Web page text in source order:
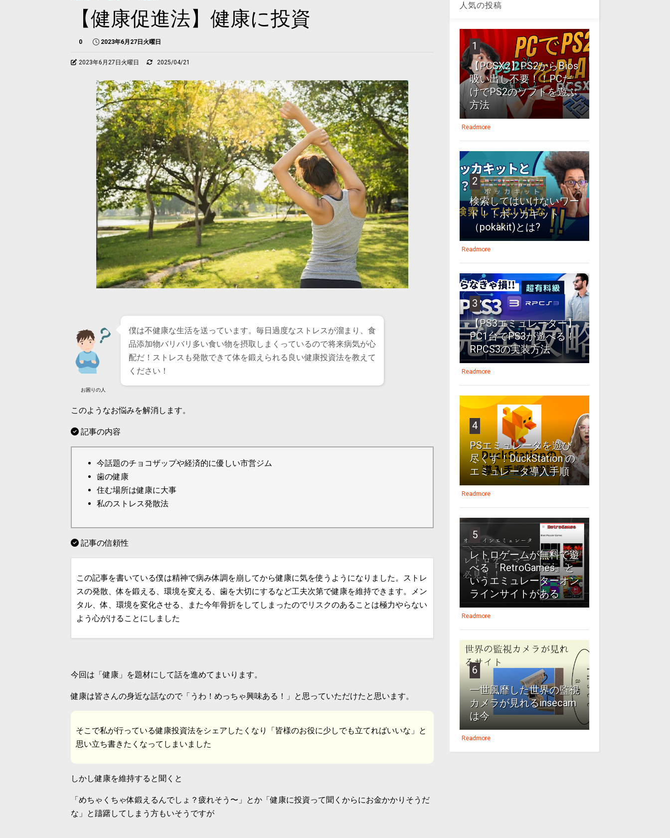
【健康促進法】健康に投資
0 2023年6月27日火曜日
2023年6月27日火曜日 2025/04/21
お困りの人
僕は不健康な生活を送っています。毎日過度なストレスが溜まり、食
品添加物バリバリ多い食い物を摂取しまくっているので将来病気が心
配だ！ストレスも発散できて体を鍛えられる良い健康投資法を教えて
ください！
このようなお悩みを解消します。
記事の内容
今話題のチョコザップや経済的に優しい市営ジム
歯の健康
住む場所は健康に大事
私のストレス発散法
記事の信頼性
この記事を書いている僕は精神で病み体調を崩してから健康に気を使うようになりました。ストレ
スの発散、体を鍛える、環境を変える、歯を大切にするなど工夫次第で健康を維持できます。メン
タル、体、環境を変化させる、また今年骨折をしてしまったのでリスクのあることは極力やらない
よう心がけることにしました
今回は「健康」を題材にして話を進めてまいります。
健康は皆さんの身近な話なので「うわ！めっちゃ興味ある！」と思っていただけたと思います。
そこで私が行っている健康投資法をシェアしたくなり「皆様のお役に少しでも立てればいいな」と
思い立ち書きたくなってしまいました
しかし健康を維持すると聞くと
「めちゃくちゃ体鍛えるんでしょ？疲れそう〜」とか「健康に投資って聞くからにお金かかりそうだ
な」と躊躇してしまう方もいそうですが
人気の投稿
1
【PCSX2】PS2からBios
吸い出し不要！！PCだ
けでPS2のソフトを遊ぶ
方法
Readmore
2
検索してはいけないワー
ド！！ポッカキット
（pokakit)とは?
Readmore
3
【PS3エミュレーター】
PC1台でPS3が遊べる！
RPCS3の実装方法
Readmore
4
PSエミュレータを遊び
尽くす！DuckStation の
エミュレータ導入手順
Readmore
5
レトロゲームが無料で遊
べる『RetroGames』と
いうエミュレーターオン
ラインサイトがある
Readmore
6
一世風靡した世界の監視
カメラが見れるinsecam
は今
Readmore